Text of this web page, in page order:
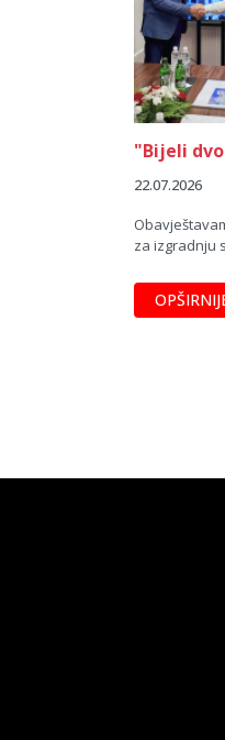
"Bijeli
22.07.2026
za izgradnju